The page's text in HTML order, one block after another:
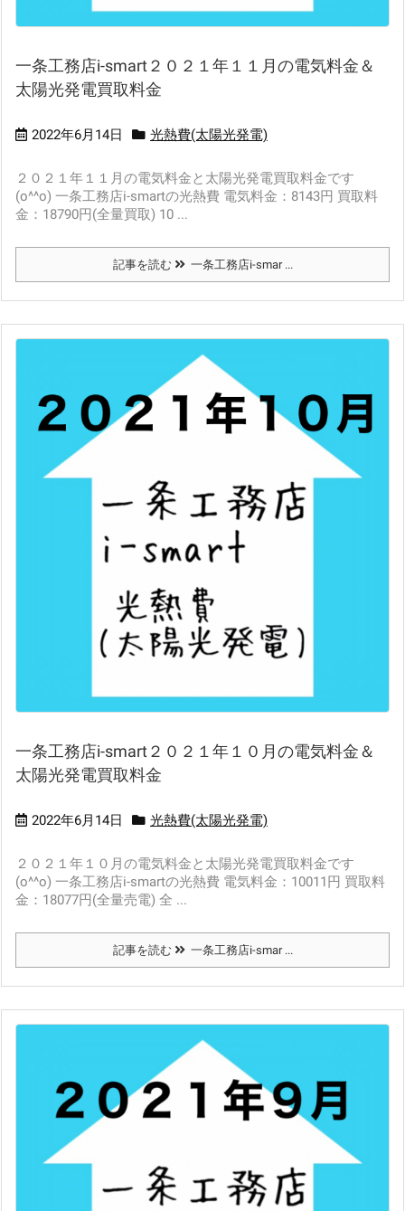
一条工務店i-smart２０２１年１１月の電気料金＆
太陽光発電買取料金
2022年6月14日 光熱費(太陽光発電)
２０２１年１１月の電気料金と太陽光発電買取料金です
(o^^o) 一条工務店i-smartの光熱費 電気料金：8143円 買取料
金：18790円(全量買取) 10 ...
記事を読む 一条工務店i-smar ...
一条工務店i-smart２０２１年１０月の電気料金＆
太陽光発電買取料金
2022年6月14日 光熱費(太陽光発電)
２０２１年１０月の電気料金と太陽光発電買取料金です
(o^^o) 一条工務店i-smartの光熱費 電気料金：10011円 買取料
金：18077円(全量売電) 全 ...
記事を読む 一条工務店i-smar ...